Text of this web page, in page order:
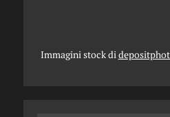
Immagini stock di